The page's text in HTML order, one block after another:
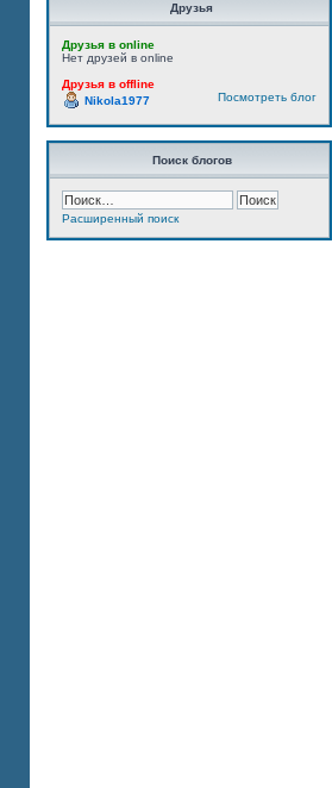
Друзья
Друзья в online
Нет друзей в online
Друзья в offline
Посмотреть блог
Nikola1977
Поиск блогов
Расширенный поиск